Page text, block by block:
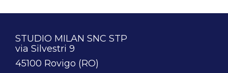
STUDIO MILAN SNC STP
via Silvestri 9
45100 Rovigo (RO)